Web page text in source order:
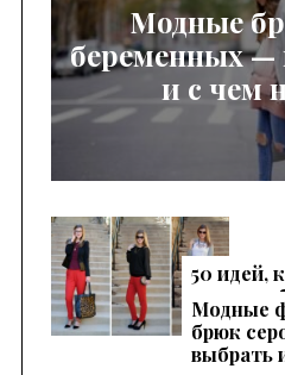
Модные
беременных —
и с чем
50 идей,
красные
Модные
брюк
выбрать